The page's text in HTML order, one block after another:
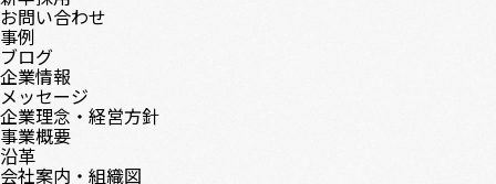
お問い合わせ
事例
ブログ
企業情報
メッセージ
企業理念・経営方針
事業概要
沿革
会社案内・組織図